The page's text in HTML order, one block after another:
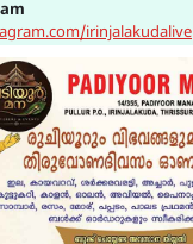
irinjalakudalive